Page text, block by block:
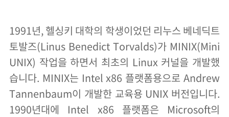
1991년, 헬싱키 대학의 학생이었던 리누스 베네딕트
토발즈(Linus Benedict Torvalds)가 MINIX(Mini
UNIX) 작업을 하면서 최초의 Linux 커널을 개발했
습니다. MINIX는 Intel x86 플랫폼용으로 Andrew
Tannenbaum이 개발한 교육용 UNIX 버전입니다.
1990년대에 Intel x86 플랫폼은 Microsoft의